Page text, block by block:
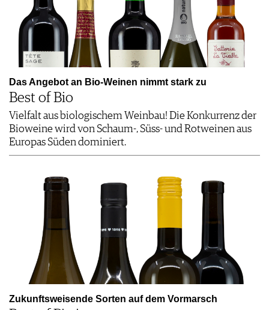
Das Angebot an Bio-Weinen nimmt stark zu
Best of Bio
Vielfalt aus biologischem Weinbau! Die Konkurrenz der
Bioweine wird von Schaum-, Süss- und Rotweinen aus
Europas Süden dominiert.
Zukunftsweisende Sorten auf dem Vormarsch